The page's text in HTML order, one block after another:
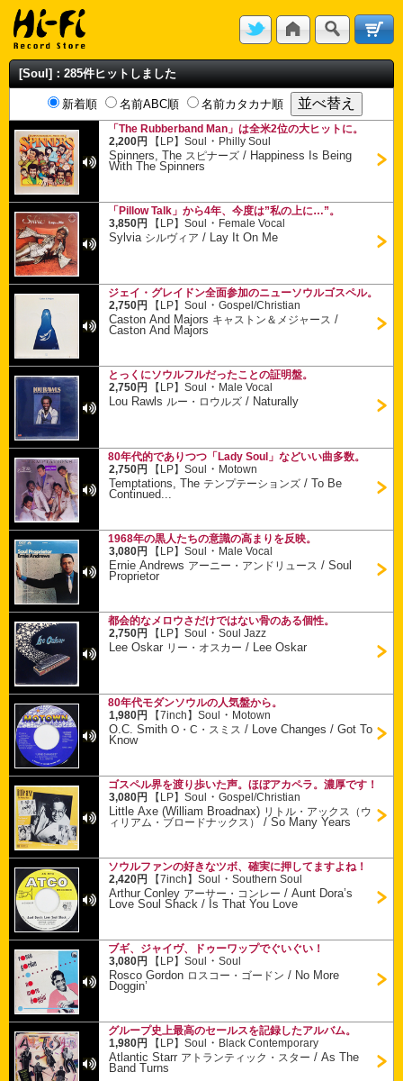
[Soul]：285件ヒットしました
新着順 名前ABC順 名前カタカナ順
「The Rubberband Man」は全米2位の大ヒットに。
2,200円
【LP】Soul ・ Philly Soul
Spinners, The スピナーズ / Happiness Is Being
With The Spinners
「Pillow Talk」から4年、今度は”私の上に…”。
3,850円
【LP】Soul ・ Female Vocal
Sylvia シルヴィア / Lay It On Me
ジェイ・グレイドン全面参加のニューソウルゴスペル。
2,750円
【LP】Soul ・Gospel/Christian
Caston And Majors キャストン＆メジャース /
Caston And Majors
とっくにソウルフルだったことの証明盤。
2,750円
【LP】Soul ・ Male Vocal
Lou Rawls ルー・ロウルズ / Naturally
80年代的でありつつ「Lady Soul」などいい曲多数。
2,750円
【LP】Soul ・ Motown
Temptations, The テンプテーションズ /To Be
Continued...
1968年の黒人たちの意識の高まりを反映。
3,080円
【LP】Soul ・ Male Vocal
Ernie Andrews アーニー・アンドリュース /Soul
Proprietor
都会的なメロウさだけではない骨のある個性。
2,750円
【LP】Soul ・Soul Jazz
Lee Oskar リー・オスカー / Lee Oskar
80年代モダンソウルの人気盤から。
1,980円
【7inch】Soul ・ Motown
O.C. SmithO・C・スミス / Love Changes / Got To
Know
ゴスペル界を渡り歩いた声。ほぼアカペラ。濃厚です！
3,080円
【LP】Soul ・Gospel/Christian
Little Axe (William Broadnax) リトル・アックス（ウ
ィリアム・ブロードナックス）
/So Many Years
ソウルファンの好きなツボ、確実に押してますよね！
2,420円
【7inch】Soul ・Southern Soul
Arthur Conley アーサー・コンレー /Aunt Dora’s
Love Soul Shack / Is That You Love
ブギ、ジャイヴ、ドゥーワップでぐいぐい！
3,080円
【LP】Soul ・Soul
Rosco Gordon ロスコー・ゴードン / No More
Doggin’
グループ史上最高のセールスを記録したアルバム。
1,980円
【LP】Soul ・ Black Contemporary
Atlantic Starr アトランティック・スター /As The
Band Turns